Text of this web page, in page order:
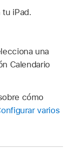
iPad.
una
Calendario
cómo
varios